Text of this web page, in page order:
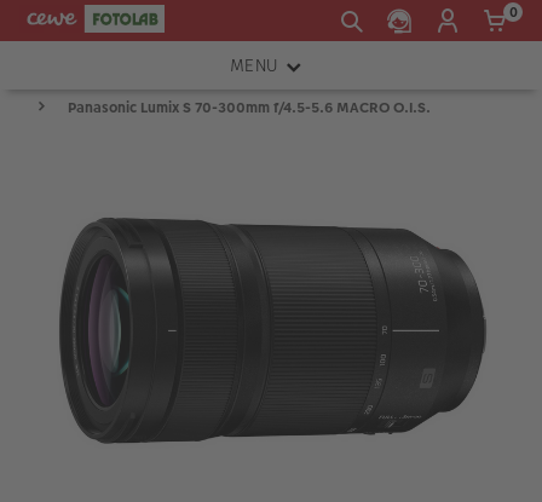
0
MENU
FOTOAPARÁTY
INSTAX™
TISKÁRNY A SKENERY
FOTOBRAŠNY
PŘÍSLUŠENSTVÍ
Panasonic Lumix S 70-300mm f/4.5-5.6 MACRO O.I.S.